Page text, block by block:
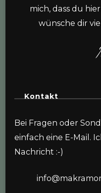
mich, dass du
wünsche dir
Kontakt
Bei Fragen oder
einfach eine E-Mail.
Nachricht :-)